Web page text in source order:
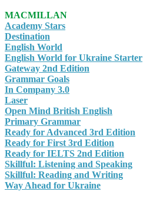
MACMILLAN
Academy Stars
Destination
English World
English World for Ukraine Starter
Gateway 2nd Edition
Grammar Goals
In Company 3.0
Laser
Open Mind British English
Primary Grammar
Ready for Advanced 3rd Edition
Ready for First 3rd Edition
Ready for IELTS 2nd Edition
Skillful: Listening and Speaking
Skillful: Reading and Writing
Way Ahead for Ukraine